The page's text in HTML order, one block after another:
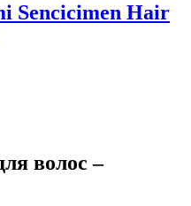
Sencicimen Hair
волос –